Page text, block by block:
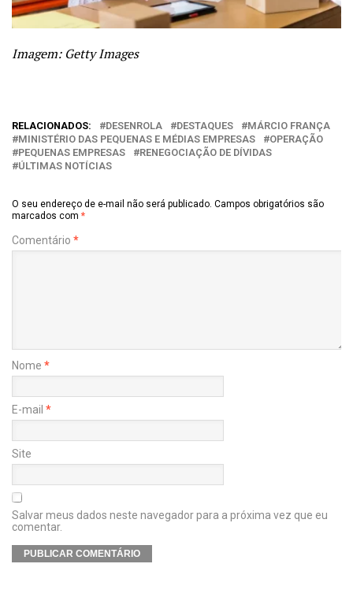
Imagem: Getty Images
RELACIONADOS: DESENROLA DESTAQUES
MÁRCIO FRANÇA
MINISTÉRIO DAS PEQUENAS E MÉDIAS EMPRESAS
OPERAÇÃO
PEQUENAS EMPRESAS
RENEGOCIAÇÃO DE DÍVIDAS
ÚLTIMAS NOTÍCIAS
O seu endereço de e-mail não será publicado. Campos obrigatórios são
marcados com *
Comentário *
Nome *
E-mail *
Site
Salvar meus dados neste navegador para a próxima vez que eu
comentar.